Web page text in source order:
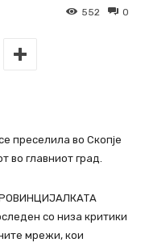
0
552
преселила во Скопје
во главниот град.
со низа критики
мрежи, кои